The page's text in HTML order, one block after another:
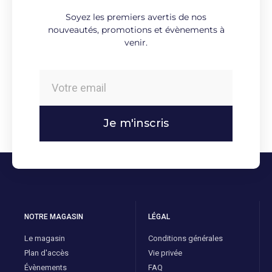
Soyez les premiers avertis de nos
nouveautés, promotions et évènements à
venir.
Je m'inscris
NOTRE MAGASIN
Le magasin
Plan d'accès
Évènements
LÉGAL
Conditions générales
Vie privée
FAQ